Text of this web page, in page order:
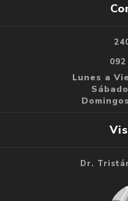
Lunes a
Dr.